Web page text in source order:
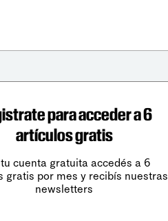
para acceder a 6
artículos gratis
cuenta gratuita accedés a 6
gratis por mes y recibís nuestras
newsletters